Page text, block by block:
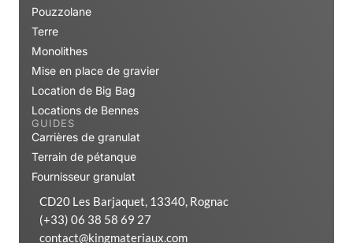
Pouzzolane
Terre
Monolithes
Mise en place de gravier
Location de Big Bag
Locations de Bennes
GUIDES
Carrières de granulat
Terrain de pétanque
Fournisseur granulat
CD20 Les Barjaquet, 13340, Rognac
(+33) 06 38 58 69 27
contact@kingmateriaux.com